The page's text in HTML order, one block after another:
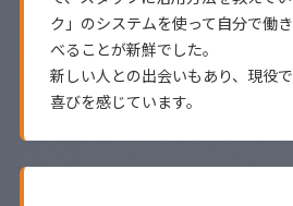
ク」のシステムを使って自分で働
べることが新鮮でした。
新しい人との出会いもあり、現役
喜びを感じています。